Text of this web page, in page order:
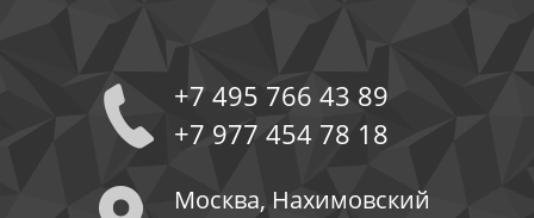
+7 495 766 43 89
+7 977 454 78 18
Москва, Нахимовский